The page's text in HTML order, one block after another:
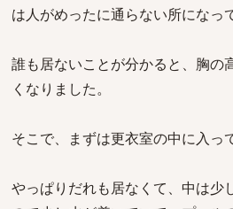
は人がめったに通らない所になっ
誰も居ないことが分かると、胸の
くなりました。
そこで、まずは更衣室の中に入っ
やっぱりだれも居なくて、中は少